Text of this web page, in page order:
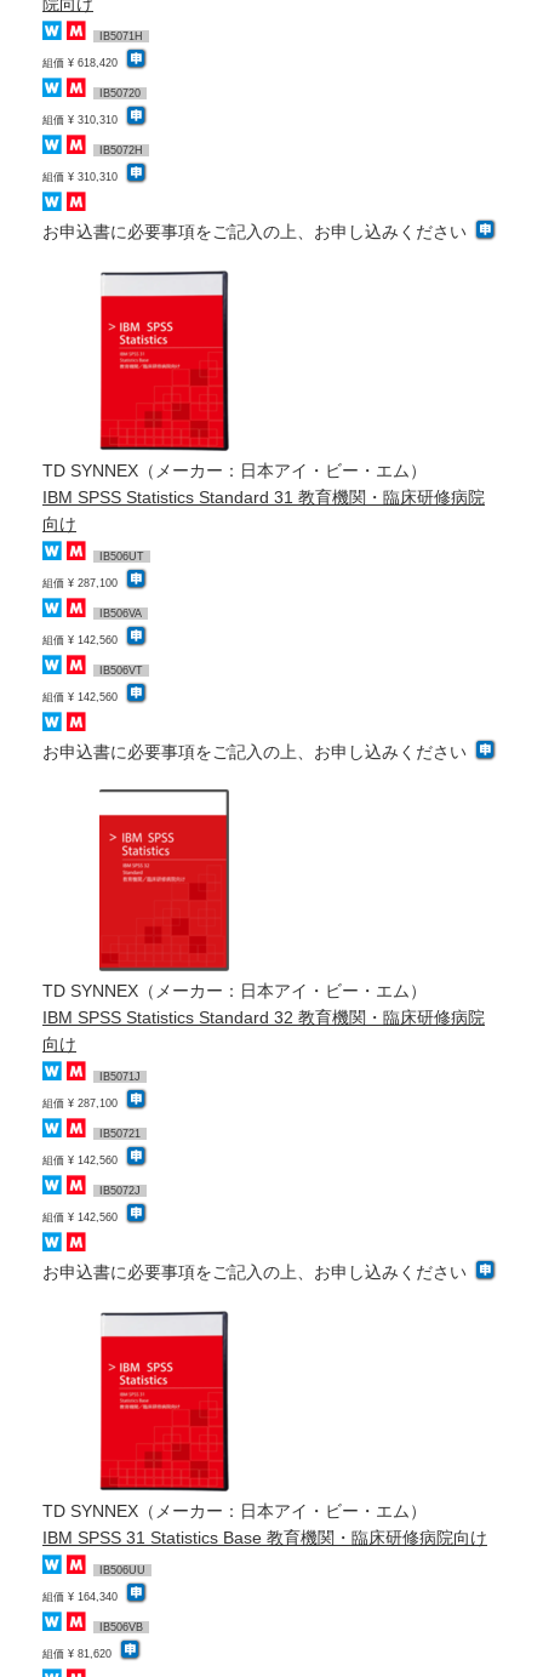
IB5071H
組価 ¥ 618,420
IB50720
組価 ¥ 310,310
IB5072H
組価 ¥ 310,310
お申込書に必要事項をご記入の上、お申し込みください
TD SYNNEX（メーカー：日本アイ・ビー・エム）
IBM SPSS Statistics Standard 31 教育機関・臨床研修病院
向け
IB506UT
組価 ¥ 287,100
IB506VA
組価 ¥ 142,560
IB506VT
組価 ¥ 142,560
お申込書に必要事項をご記入の上、お申し込みください
TD SYNNEX（メーカー：日本アイ・ビー・エム）
IBM SPSS Statistics Standard 32 教育機関・臨床研修病院
向け
IB5071J
組価 ¥ 287,100
IB50721
組価 ¥ 142,560
IB5072J
組価 ¥ 142,560
お申込書に必要事項をご記入の上、お申し込みください
TD SYNNEX（メーカー：日本アイ・ビー・エム）
IBM SPSS 31 Statistics Base 教育機関・臨床研修病院向け
IB506UU
組価 ¥ 164,340
IB506VB
組価 ¥ 81,620